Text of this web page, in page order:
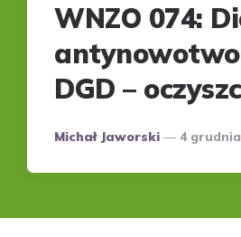
WNZO 074:
DGD –
Posted
Michał Jaworski 4